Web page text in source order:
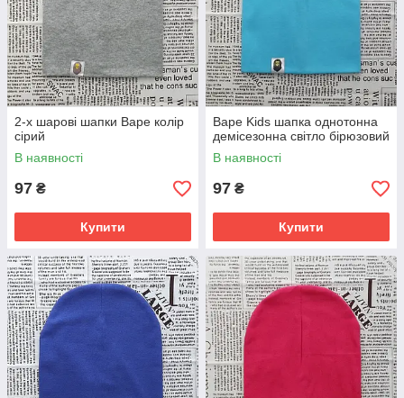
2-х шарові шапки Варе колір
сірий
В наявності
97 ₴
Купити
Варе Kids шапка однотонна
демісезонна світло бірюзовий
В наявності
97 ₴
Купити